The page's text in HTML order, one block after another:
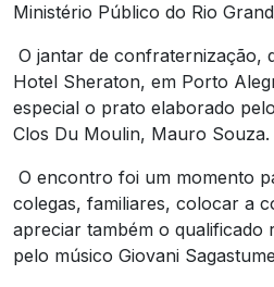
Ministério Público do Rio
O jantar de confraternização,
Hotel Sheraton, em Porto
especial o prato elaborado
Clos Du Moulin, Mauro Souza.
O encontro foi um momento
colegas, familiares, colocar a
apreciar também o qualificado
pelo músico Giovani